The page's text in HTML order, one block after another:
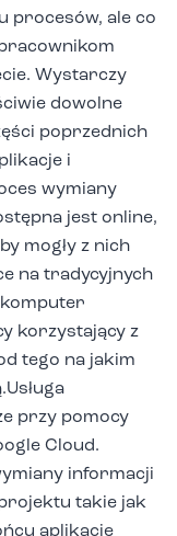
procesów, ale co
Wystarczy
dowolne
poprzednich
i
wymiany
jest online,
mogły z nich
na tradycyjnych
korzystający z
tego na jakim
Usługa
przy pomocy
Cloud.
informacji
takie jak
aplikacje